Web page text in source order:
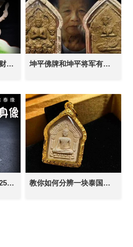
泰国佛牌 阿赞猛班 招财成愿鬼王 成愿办事 求愿许愿 招财事业 生意投资 坤平佛牌和坤平将军有什么区别？
泰国佛牌 龙婆坤 佛历2536年 自身像 平安辟邪 避险挡灾 助人缘贵人缘 教你如何分辨一块泰国佛牌的真假【必看】